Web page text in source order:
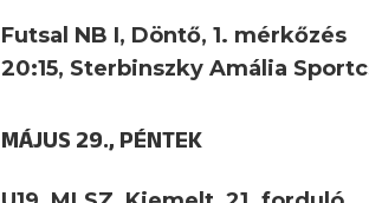
Futsal NB I, Döntő, 1. mérkőzés
20:15, Sterbinszky Amália
MÁJUS 29., PÉNTEK